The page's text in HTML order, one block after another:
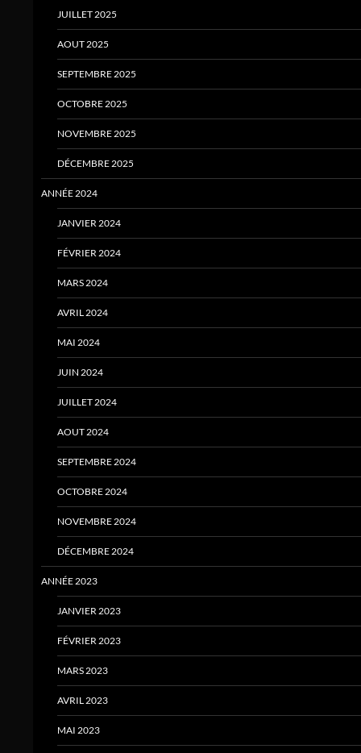
JUILLET 2025
AOUT 2025
SEPTEMBRE 2025
OCTOBRE 2025
NOVEMBRE 2025
DÉCEMBRE 2025
ANNÉE 2024
JANVIER 2024
FÉVRIER 2024
MARS 2024
AVRIL 2024
MAI 2024
JUIN 2024
JUILLET 2024
AOUT 2024
SEPTEMBRE 2024
OCTOBRE 2024
NOVEMBRE 2024
DÉCEMBRE 2024
ANNÉE 2023
JANVIER 2023
FÉVRIER 2023
MARS 2023
AVRIL 2023
MAI 2023